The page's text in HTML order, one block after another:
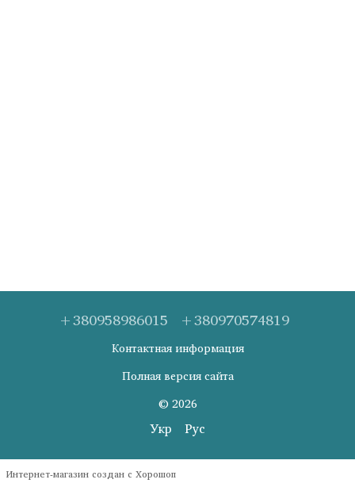
+380958986015 +380970574819
Контактная информация
Полная версия сайта
© 2026
Укр Рус
Интернет-магазин создан с Хорошоп